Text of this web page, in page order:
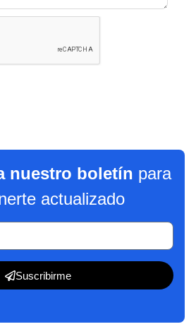
nuestro boletín para
actualizado
Suscribirme